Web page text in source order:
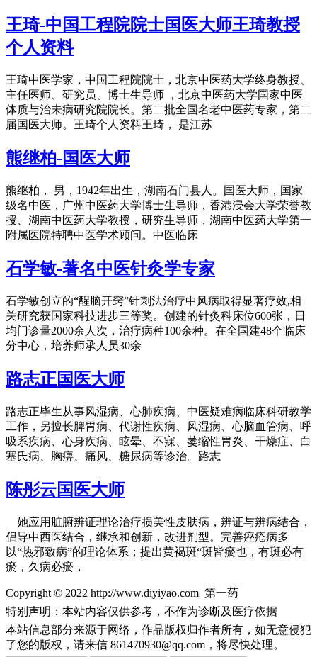
王琦-中国工程院院士国医大师王琦教授
个人资料
王琦中医学家，中国工程院院士，北京中医药大学终身教授、
主任医师、研究员、博士生导师 ，北京中医药大学国家中医
体质与治未病研究院院长。第二批全国名老中医药专家，第二
届国医大师。王琦个人资料王琦， 是江苏
熊继柏-国医大师
熊继柏， 男，1942年出生，湖南石门县人。国医大师，国家
级名中医，广州中医药大学博士生导师，香港浸会大学荣誉教
授、湖南中医药大学教授，研究生导师，湖南中医药大学第一
附属医院特聘中医学术顾问。中医临床
石学敏-著名中医针灸学专家
石学敏创立的“醒脑开窍”针刺法治疗中风病取得显著疗效,相
关研究获国家科技进步三等奖。创建的针灸科床位600张，日
均门诊量2000余人次，治疗病种100余种。在全国建48个临床
分中心，培养师承人员30余
路志正国医大师
路志正毕生从事风湿病、心肺疾病、中医疑难病临床科研教学
工作，另擅长脾胃病、代谢性疾病、风湿病、心脑血管病、呼
吸系疾病、心身疾病、眩晕、不寐、萎缩性胃炎、干燥症、白
塞氏病、胸痹、痛风、糖尿病等诊治。路志
陈彤云国医大师
她应用脏腑辨证理论治疗损美性皮肤病，辨证与辨病结合，
倡导中西医结合，继承和创新，改进剂型。完善痤疮病多
以“热邪致病”的理论体系；提出黄褐斑“斑皆瘀也，有斑必有
瘀，久病必瘀，
Copyright © 2022 http://www.diyiyao.com 第一药
特别声明：本站内容仅供参考，不作为诊断及医疗依据
本站信息部分来源于网络，作品版权归作者所有，如无意侵犯
了您的版权，请来信 861470930@qq.com，将尽快处理。